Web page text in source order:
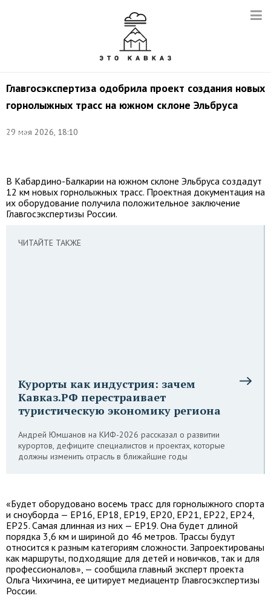
Главгосэкспертиза одобрила проект создания новых
горнолыжных трасс на южном склоне Эльбруса
29 мая 2026, 18:10
Сергей
В Кабардино-Балкарии на южном склоне Эльбруса создадут
12 км новых горнолыжных трасс. Проектная документация на
их оборудование получила положительное заключение
Главгосэкспертизы России.
ЧИТАЙТЕ ТАКЖЕ
Курорты как индустрия: зачем
Кавказ.РФ перестраивает
туристическую экономику региона
Андрей Юмшанов на КИФ-2026 рассказал о развитии
курортов, дефиците специалистов и проектах, которые
должны изменить отрасль в ближайшие годы
«Будет оборудовано восемь трасс для горнолыжного спорта
и сноуборда — EP16, EP18, EP19, EP20, EP21, EP22, EP24,
EP25. Самая длинная из них — EP19. Она будет длиной
порядка 3,6 км и шириной до 46 метров. Трассы будут
относится к разным категориям сложности. Запроектированы
как маршруты, подходящие для детей и новичков, так и для
профессионалов», — сообщила главный эксперт проекта
Ольга Чихичина, ее цитирует медиацентр Главгосэкспертизы
России.